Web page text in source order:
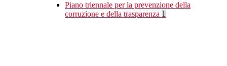
Piano triennale per la prevenzione della
corruzione e della trasparenza 1